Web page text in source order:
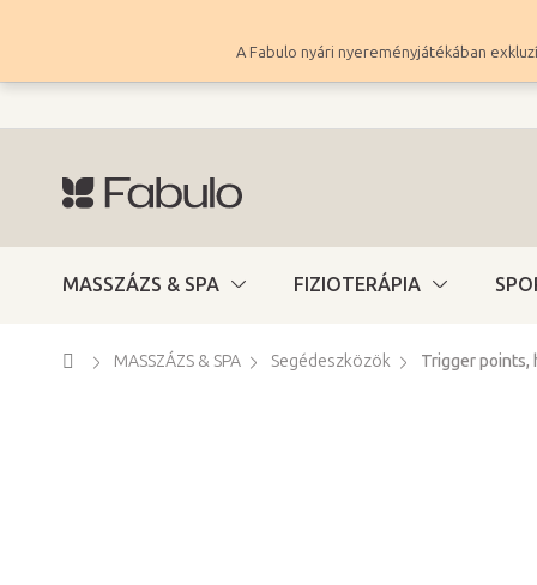
tartalomhoz
A Fabulo nyári nyereményjátékában
MASSZÁZS & SPA FIZIOTERÁPIA
Kezdőlap
MASSZÁZS & SPA Segédeszközök Trigger points,